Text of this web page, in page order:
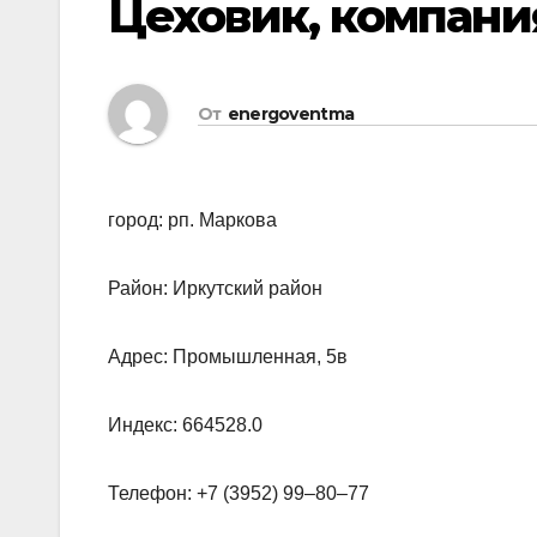
Цеховик,
От energoventma
город: рп. Маркова
Район: Иркутский район
Адрес: Промышленная, 5в
Индекс: 664528.0
Телефон: +7 (3952) 99‒80‒77